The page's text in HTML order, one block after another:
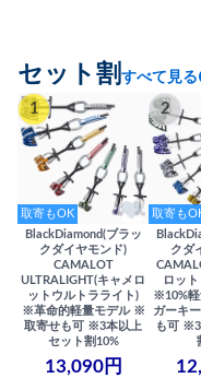
セット割 すべて見る
1
取寄もOK
BlackDiamond(ブラッ
クダイヤモンド)
CAMALOT
ULTRALIGHT(キャメロ
ットウルトラライト)
※革命的軽量モデル ※
取寄せも可 ※3本以上
セット割10%
13,090円
2
取寄も
クダ
ロッ
※10%
ガーキ
も可 ※3